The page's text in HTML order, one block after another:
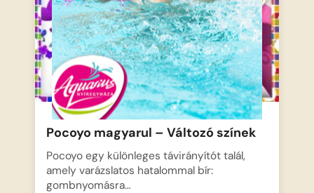
Pocoyo magyarul – Változó színek
Pocoyo egy különleges távirányítót talál,
amely varázslatos hatalommal bír:
gombnyomásra…